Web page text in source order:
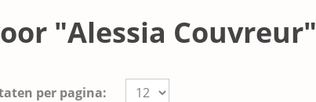
"Alessia Couvreur"
per pagina: